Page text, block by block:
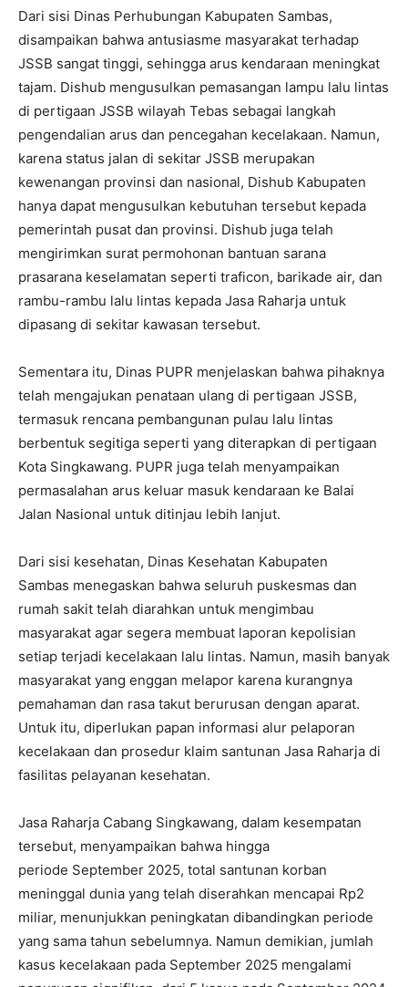
Dari sisi Dinas Perhubungan Kabupaten Sambas,
disampaikan bahwa antusiasme masyarakat terhadap
JSSB sangat tinggi, sehingga arus kendaraan meningkat
tajam. Dishub mengusulkan pemasangan lampu lalu lintas
di pertigaan JSSB wilayah Tebas sebagai langkah
pengendalian arus dan pencegahan kecelakaan. Namun,
karena status jalan di sekitar JSSB merupakan
kewenangan provinsi dan nasional, Dishub Kabupaten
hanya dapat mengusulkan kebutuhan tersebut kepada
pemerintah pusat dan provinsi. Dishub juga telah
mengirimkan surat permohonan bantuan sarana
prasarana keselamatan seperti traficon, barikade air, dan
rambu-rambu lalu lintas kepada Jasa Raharja untuk
dipasang di sekitar kawasan tersebut.
Sementara itu, Dinas PUPR menjelaskan bahwa pihaknya
telah mengajukan penataan ulang di pertigaan JSSB,
termasuk rencana pembangunan pulau lalu lintas
berbentuk segitiga seperti yang diterapkan di pertigaan
Kota Singkawang. PUPR juga telah menyampaikan
permasalahan arus keluar masuk kendaraan ke Balai
Jalan Nasional untuk ditinjau lebih lanjut.
Dari sisi kesehatan, Dinas Kesehatan Kabupaten
Sambas menegaskan bahwa seluruh puskesmas dan
rumah sakit telah diarahkan untuk mengimbau
masyarakat agar segera membuat laporan kepolisian
setiap terjadi kecelakaan lalu lintas. Namun, masih banyak
masyarakat yang enggan melapor karena kurangnya
pemahaman dan rasa takut berurusan dengan aparat.
Untuk itu, diperlukan papan informasi alur pelaporan
kecelakaan dan prosedur klaim santunan Jasa Raharja di
fasilitas pelayanan kesehatan.
Jasa Raharja Cabang Singkawang, dalam kesempatan
tersebut, menyampaikan bahwa hingga
periode September 2025, total santunan korban
meninggal dunia yang telah diserahkan mencapai Rp2
miliar, menunjukkan peningkatan dibandingkan periode
yang sama tahun sebelumnya. Namun demikian, jumlah
kasus kecelakaan pada September 2025 mengalami